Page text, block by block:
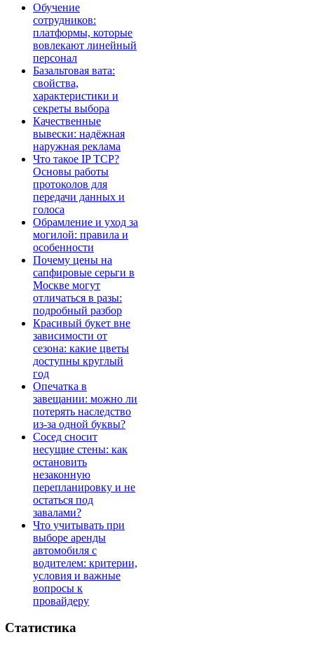
Обучение
сотрудников:
платформы, которые
вовлекают линейный
персонал
Базальтовая вата:
свойства,
характеристики и
секреты выбора
Качественные
вывески: надёжная
наружная реклама
Что такое IP TCP?
Основы работы
протоколов для
передачи данных и
голоса
Обрамление и уход за
могилой: правила и
особенности
Почему цены на
сапфировые серьги в
Москве могут
отличаться в разы:
подробный разбор
Красивый букет вне
зависимости от
сезона: какие цветы
доступны круглый
год
Опечатка в
завещании: можно ли
потерять наследство
из-за одной буквы?
Сосед сносит
несущие стены: как
остановить
незаконную
перепланировку и не
остаться под
завалами?
Что учитывать при
выборе аренды
автомобиля с
водителем: критерии,
условия и важные
вопросы к
провайдеру
Статистика